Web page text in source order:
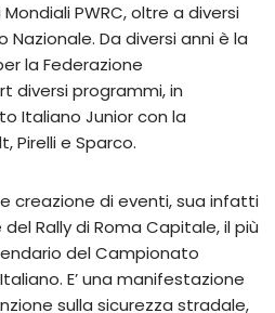
PWRC, oltre a diversi
Da diversi anni è la
la Federazione
diversi programmi, in
Italiano Junior con la
Pirelli e Sparco.
creazione di eventi, sua infatti
Rally di Roma Capitale, il più
del Campionato
E’ una manifestazione
sulla sicurezza stradale,